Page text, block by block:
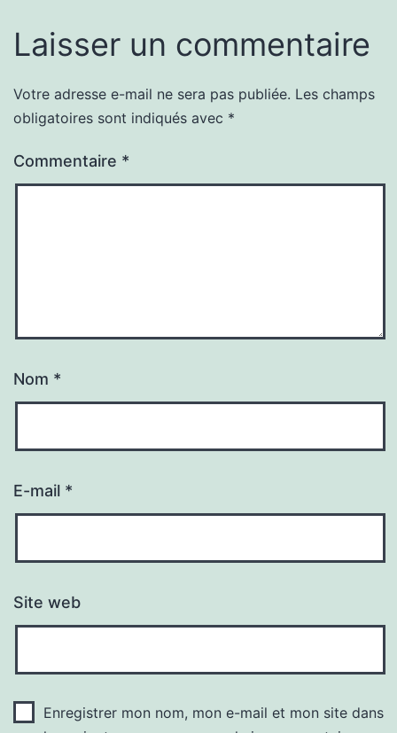
Laisser un commentaire
Votre adresse e-mail ne sera pas publiée. Les champs
obligatoires sont indiqués avec *
Commentaire *
Nom *
E-mail *
Site web
Enregistrer mon nom, mon e-mail et mon site dans